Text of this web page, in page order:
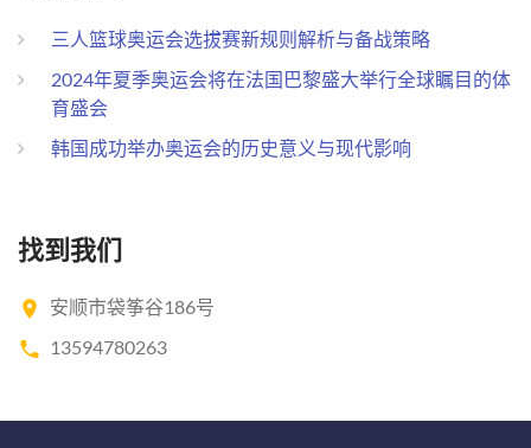
三人篮球奥运会选拔赛新规则解析与备战策略
2024年夏季奥运会将在法国巴黎盛大举行全球瞩目的体
育盛会
韩国成功举办奥运会的历史意义与现代影响
找到我们
安顺市袋筝谷186号
13594780263